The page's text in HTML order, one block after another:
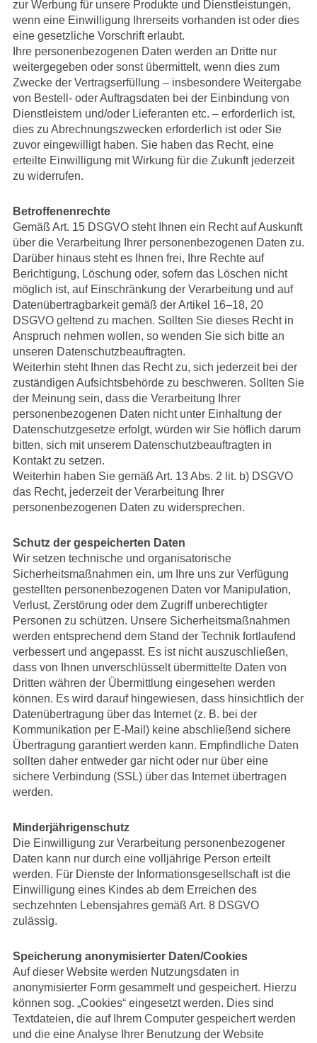
zur Werbung für unsere Produkte und Dienstleistungen,
wenn eine Einwilligung Ihrerseits vorhanden ist oder dies
eine gesetzliche Vorschrift erlaubt.
Ihre personenbezogenen Daten werden an Dritte nur
weitergegeben oder sonst übermittelt, wenn dies zum
Zwecke der Vertragserfüllung – insbesondere Weitergabe
von Bestell- oder Auftragsdaten bei der Einbindung von
Dienstleistern und/oder Lieferanten etc. – erforderlich ist,
dies zu Abrechnungszwecken erforderlich ist oder Sie
zuvor eingewilligt haben. Sie haben das Recht, eine
erteilte Einwilligung mit Wirkung für die Zukunft jederzeit
zu widerrufen.
Betroffenenrechte
Gemäß Art. 15 DSGVO steht Ihnen ein Recht auf Auskunft
über die Verarbeitung Ihrer personenbezogenen Daten zu.
Darüber hinaus steht es Ihnen frei, Ihre Rechte auf
Berichtigung, Löschung oder, sofern das Löschen nicht
möglich ist, auf Einschränkung der Verarbeitung und auf
Datenübertragbarkeit gemäß der Artikel 16–18, 20
DSGVO geltend zu machen. Sollten Sie dieses Recht in
Anspruch nehmen wollen, so wenden Sie sich bitte an
unseren Datenschutzbeauftragten.
Weiterhin steht Ihnen das Recht zu, sich jederzeit bei der
zuständigen Aufsichtsbehörde zu beschweren. Sollten Sie
der Meinung sein, dass die Verarbeitung Ihrer
personenbezogenen Daten nicht unter Einhaltung der
Datenschutzgesetze erfolgt, würden wir Sie höflich darum
bitten, sich mit unserem Datenschutzbeauftragten in
Kontakt zu setzen.
Weiterhin haben Sie gemäß Art. 13 Abs. 2 lit. b) DSGVO
das Recht, jederzeit der Verarbeitung Ihrer
personenbezogenen Daten zu widersprechen.
Schutz der gespeicherten Daten
Wir setzen technische und organisatorische
Sicherheitsmaßnahmen ein, um Ihre uns zur Verfügung
gestellten personenbezogenen Daten vor Manipulation,
Verlust, Zerstörung oder dem Zugriff unberechtigter
Personen zu schützen. Unsere Sicherheitsmaßnahmen
werden entsprechend dem Stand der Technik fortlaufend
verbessert und angepasst. Es ist nicht auszuschließen,
dass von Ihnen unverschlüsselt übermittelte Daten von
Dritten währen der Übermittlung eingesehen werden
können. Es wird darauf hingewiesen, dass hinsichtlich der
Datenübertragung über das Internet (z. B. bei der
Kommunikation per E-Mail) keine abschließend sichere
Übertragung garantiert werden kann. Empfindliche Daten
sollten daher entweder gar nicht oder nur über eine
sichere Verbindung (SSL) über das Internet übertragen
werden.
Minderjährigenschutz
Die Einwilligung zur Verarbeitung personenbezogener
Daten kann nur durch eine volljährige Person erteilt
werden. Für Dienste der Informationsgesellschaft ist die
Einwilligung eines Kindes ab dem Erreichen des
sechzehnten Lebensjahres gemäß Art. 8 DSGVO
zulässig.
Speicherung anonymisierter Daten/Cookies
Auf dieser Website werden Nutzungsdaten in
anonymisierter Form gesammelt und gespeichert. Hierzu
können sog. „Cookies“ eingesetzt werden. Dies sind
Textdateien, die auf Ihrem Computer gespeichert werden
und die eine Analyse Ihrer Benutzung der Website